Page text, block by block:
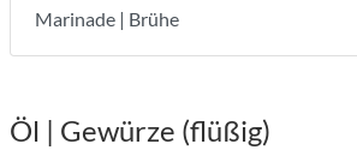
Marinade | Brühe
Öl | Gewürze (flüßig)